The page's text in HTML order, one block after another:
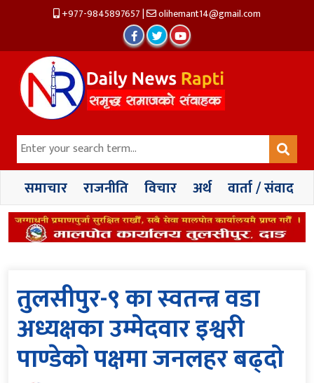
+977-9845897657| olihemant14@gmail.com
समाचार राजनीति विचार अर्थ वार्ता / संवाद
तुलसीपुर-९ का स्वतन्त्र वडा
अध्यक्षका उम्मेदवार इश्वरी
पाण्डेको पक्षमा जनलहर बढ्दो